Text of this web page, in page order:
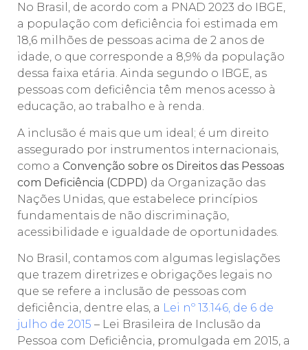
No Brasil, de acordo com a PNAD 2023 do IBGE,
a população com deficiência foi estimada em
18,6 milhões de pessoas acima de 2 anos de
idade, o que corresponde a 8,9% da população
dessa faixa etária. Ainda segundo o IBGE, as
pessoas com deficiência têm menos acesso à
educação, ao trabalho e à renda.
A inclusão é mais que um ideal; é um direito
assegurado por instrumentos internacionais,
como a Convenção sobre os Direitos das Pessoas
com Deficiência (CDPD) da Organização das
Nações Unidas, que estabelece princípios
fundamentais de não discriminação,
acessibilidade e igualdade de oportunidades.
No Brasil, contamos com algumas legislações
que trazem diretrizes e obrigações legais no
que se refere a inclusão de pessoas com
deficiência, dentre elas, a Lei nº 13.146, de 6 de
julho de 2015 – Lei Brasileira de Inclusão da
Pessoa com Deficiência, promulgada em 2015, a